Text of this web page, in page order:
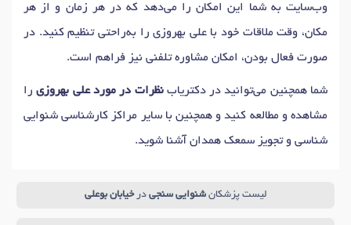
وب‌سایت به شما این امکان را می‌دهد که در هر زمان و از هر
مکان، وقت ملاقات خود با علی بهروزی را به‌راحتی تنظیم کنید. در
صورت فعال بودن، امکان مشاوره تلفنی نیز فراهم است.
شما همچنین می‌توانید در دکتریابنظرات در مورد علی بهروزیرا
مشاهده و مطالعه کنید و همچنین با سایر مراکز کارشناسی شنوایی
شناسی و تجویز سمعک همدان آشنا شوید.
لیست پزشکانشنوایی سنجی درخیابان بوعلی